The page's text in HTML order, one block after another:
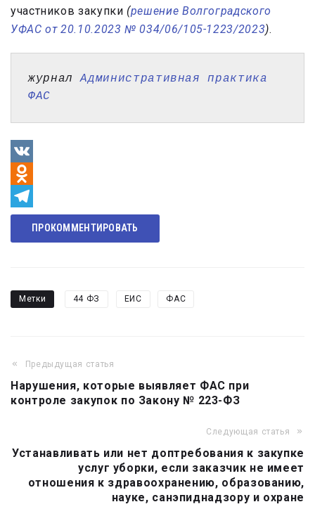
участников закупки (решение Волгоградского
УФАС от 20.10.2023 № 034/06/105-1223/2023).
журнал Административная практика
ФАС
VK
Odnoklassniki
Telegram
ПРОКОММЕНТИРОВАТЬ
Метки 44 ФЗ ЕИС ФАС
Навигация
по
записям
Предыдущая статья
Нарушения, которые выявляет ФАС при
контроле закупок по Закону № 223-ФЗ
Следующая статья
Устанавливать или нет доптребования к закупке
услуг уборки, если заказчик не имеет
отношения к здравоохранению, образованию,
науке, санэпиднадзору и охране